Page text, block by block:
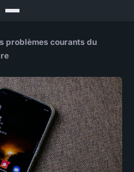
problèmes courants du